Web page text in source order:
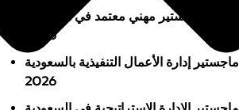
أفضل ماجستير مهني معتمد في السعودية
2026
ماجستير إدارة الأعمال التنفيذية بالسعودية
2026